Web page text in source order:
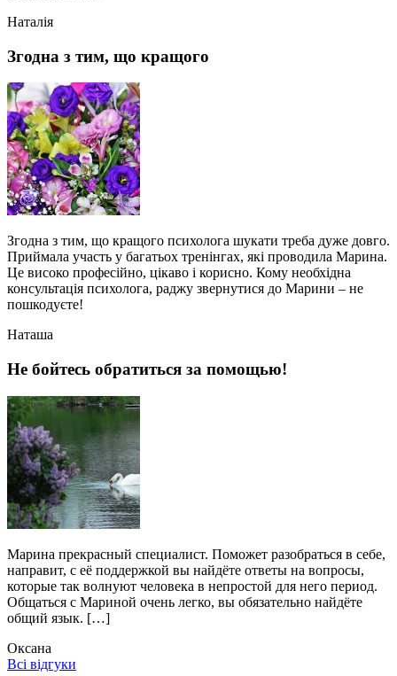
Наталія
Згодна з тим, що кращого
Згодна з тим, що кращого психолога шукати треба дуже довго.
Приймала участь у багатьох тренінгах, які проводила Марина.
Це високо професійно, цікаво і корисно. Кому необхідна
консультація психолога, раджу звернутися до Марини – не
пошкодуєте!
Наташа
Не бойтесь обратиться за помощью!
Марина прекрасный специалист. Поможет разобраться в себе,
направит, с её поддержкой вы найдёте ответы на вопросы,
которые так волнуют человека в непростой для него период.
Общаться с Мариной очень легко, вы обязательно найдёте
общий язык. […]
Оксана
Всі відгуки